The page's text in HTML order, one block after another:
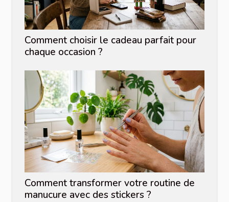
Comment choisir le cadeau parfait pour
chaque occasion ?
Comment transformer votre routine de
manucure avec des stickers ?